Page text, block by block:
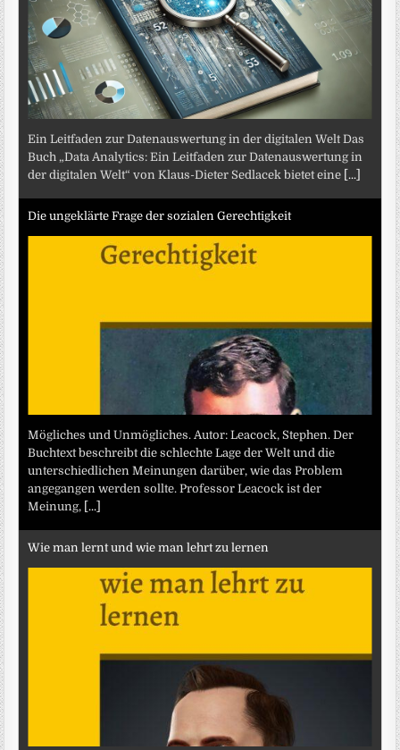
Ein Leitfaden zur Datenauswertung in der digitalen Welt Das
Buch „Data Analytics: Ein Leitfaden zur Datenauswertung in
der digitalen Welt“ von Klaus-Dieter Sedlacek bietet eine [...]
Die ungeklärte Frage der sozialen Gerechtigkeit
Mögliches und Unmögliches. Autor: Leacock, Stephen. Der
Buchtext beschreibt die schlechte Lage der Welt und die
unterschiedlichen Meinungen darüber, wie das Problem
angegangen werden sollte. Professor Leacock ist der
Meinung, [...]
Wie man lernt und wie man lehrt zu lernen